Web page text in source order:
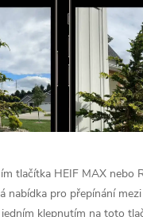
tlačítka HEIF MAX nebo
nabídka pro přepínání
klepnutím na toto